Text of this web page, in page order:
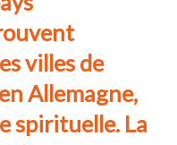
villes de
Allemagne,
spirituelle. La